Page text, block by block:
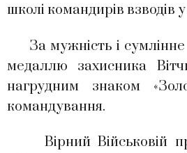
школі командирів взводів
За мужність і сумлінне
медаллю захисника
нагрудним знаком
командування.
Вірний Військовій